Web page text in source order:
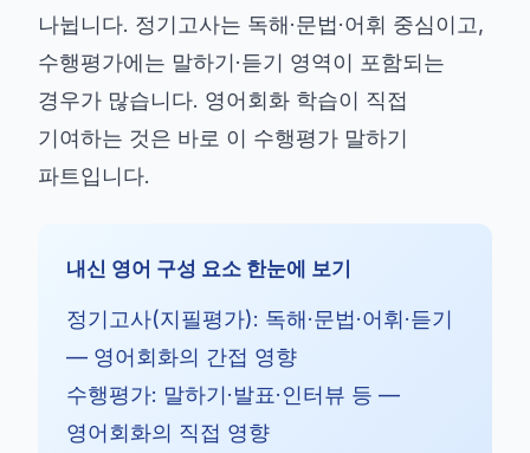
나뉩니다. 정기고사는 독해·문법·어휘 중심이고,
수행평가에는 말하기·듣기 영역이 포함되는
경우가 많습니다. 영어회화 학습이 직접
기여하는 것은 바로 이 수행평가 말하기
파트입니다.
내신 영어 구성 요소 한눈에 보기
정기고사(지필평가): 독해·문법·어휘·듣기
— 영어회화의 간접 영향
수행평가: 말하기·발표·인터뷰 등 —
영어회화의 직접 영향